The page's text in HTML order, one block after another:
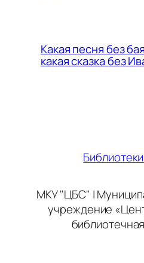
Какая песня без
какая сказка без
МКУ "ЦБС" |
учреждение